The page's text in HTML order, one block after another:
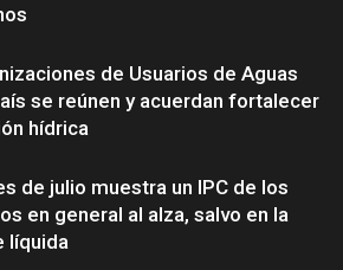
de Usuarios de Aguas
se reúnen y acuerdan fortalecer
hídrica
de julio muestra un IPC de los
en general al alza, salvo en la
líquida